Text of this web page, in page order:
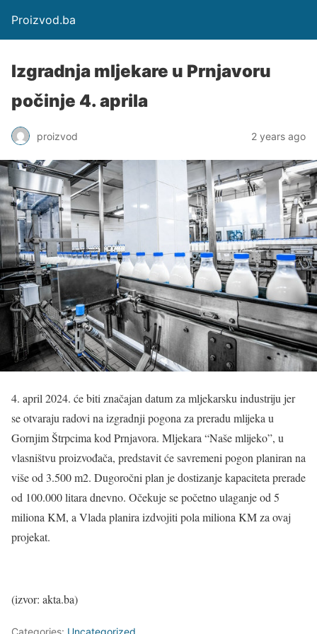
Proizvod.ba
Izgradnja mljekare u Prnjavoru
počinje 4. aprila
proizvod 2 years ago
4. april 2024. će biti značajan datum za mljekarsku industriju jer
se otvaraju radovi na izgradnji pogona za preradu mlijeka u
Gornjim Štrpcima kod Prnjavora. Mljekara “Naše mlijeko”, u
vlasništvu proizvođača, predstavit će savremeni pogon planiran na
više od 3.500 m2. Dugoročni plan je dostizanje kapaciteta prerade
od 100.000 litara dnevno. Očekuje se početno ulaganje od 5
miliona KM, a Vlada planira izdvojiti pola miliona KM za ovaj
projekat.
(izvor: akta.ba)
Categories: Uncategorized